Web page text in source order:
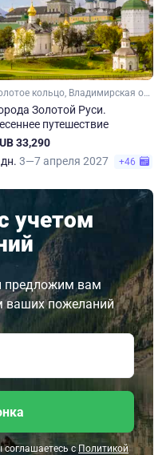
Золотое кольцо, Владимирская область, Ивановская область, Костромская область, Ярославская область, Московская область, Малое Золотое кольцо
Золотой Руси.
путешествие
33,290
3—7 апреля 2027 +46
учетом
предложим вам
ваших пожеланий
соглашаетесь с Политикой